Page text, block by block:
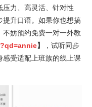
力、高灵活、针对性
升口语。如果你也想搞
妨预约免费一对一外教
】
，试听同步
感受适配上班族的线上课